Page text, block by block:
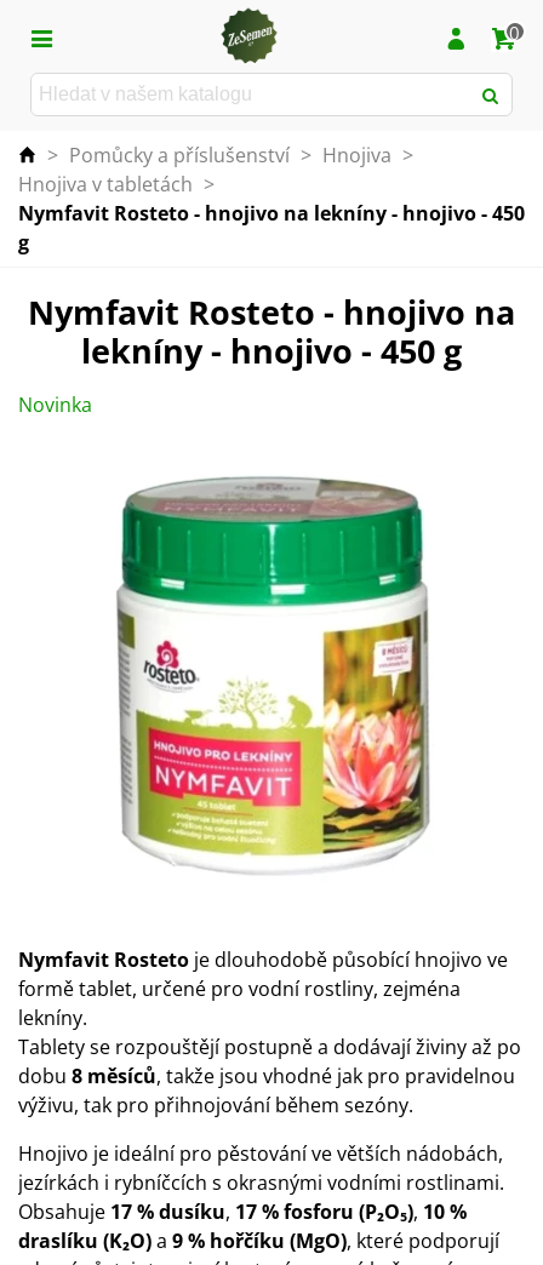
0
> Pomůcky a příslušenství > Hnojiva >
Hnojiva v tabletách >
Nymfavit Rosteto - hnojivo na lekníny - hnojivo - 450
g
Nymfavit Rosteto - hnojivo na
lekníny - hnojivo - 450 g
Novinka
Nymfavit Rosteto je dlouhodobě působící hnojivo ve
formě tablet, určené pro vodní rostliny, zejména
lekníny.
Tablety se rozpouštějí postupně a dodávají živiny až po
dobu 8 měsíců, takže jsou vhodné jak pro pravidelnou
výživu, tak pro přihnojování během sezóny.
Hnojivo je ideální pro pěstování ve větších nádobách,
jezírkách i rybníčcích s okrasnými vodními rostlinami.
Obsahuje 17 % dusíku, 17 % fosforu (P₂O₅), 10 %
draslíku (K₂O)a 9 % hořčíku (MgO), které podporují